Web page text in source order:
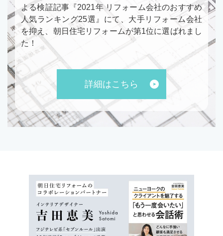
よる検証記事『2021年 リフォーム会社のおすすめ
人気ランキング25選』にて、大手リフォーム会社
を抑え、朝日住宅リフォームが第1位に選ばれまし
た！
詳細はこちら